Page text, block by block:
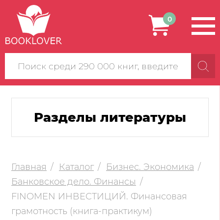
Поиск
по
сайту
0
Разделы литературы
Главная Каталог
Бизнес. Экономика
Банковское дело. Финансы
FINOMEN ИНВЕСТИЦИЙ. Финансовая
грамотность (книга-практикум)